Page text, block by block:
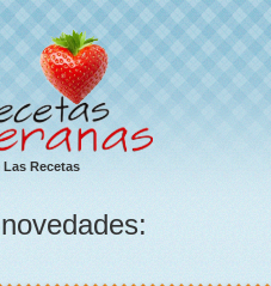
Las Recetas